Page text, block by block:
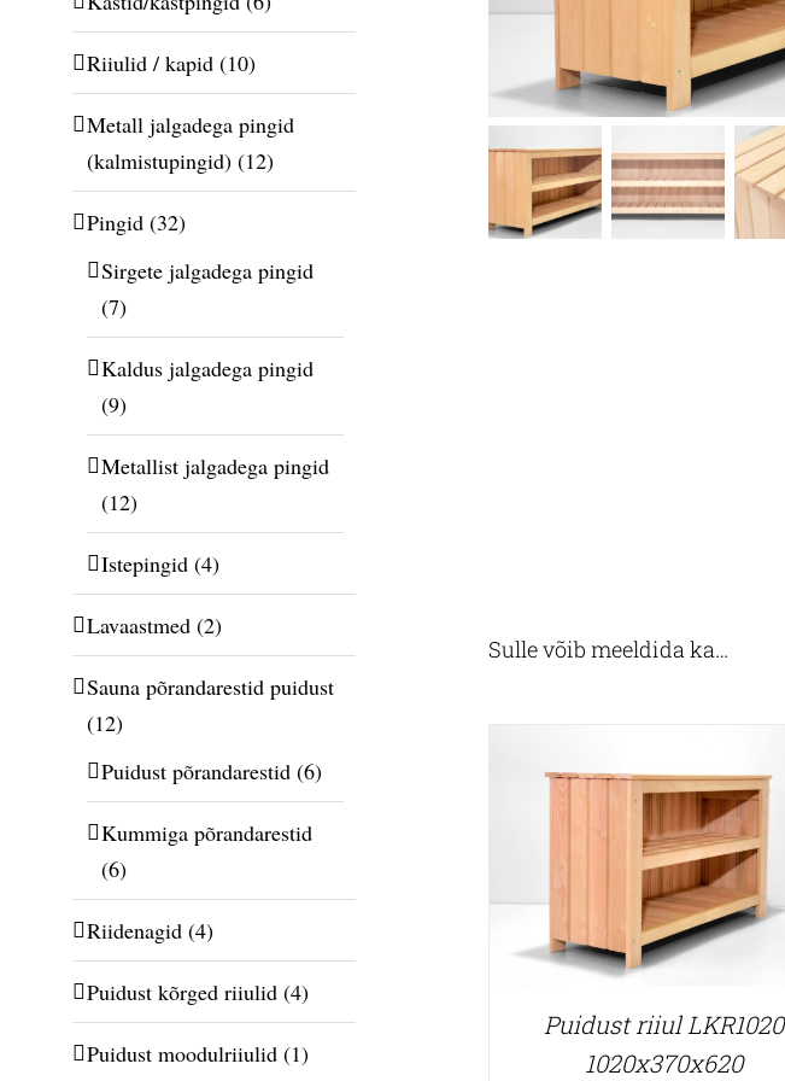
Sulle võib meeldida ka…
Puidust riiul LKR1020
1020x370x620
Riiulid / kapid (10)
Metall jalgadega pingid
(kalmistupingid) (12)
Pingid (32)
Sirgete jalgadega pingid
(7)
Kaldus jalgadega pingid
(9)
Metallist jalgadega pingid
(12)
Istepingid (4)
Lavaastmed (2)
Sauna põrandarestid puidust
(12)
Puidust põrandarestid (6)
Kummiga põrandarestid
(6)
Riidenagid (4)
Puidust kõrged riiulid (4)
Puidust moodulriiulid (1)